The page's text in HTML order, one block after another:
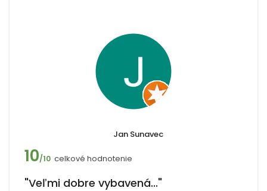
Jan Sunavec
10/10 celkové hodnotenie
"Veľmi dobre vybavená..."